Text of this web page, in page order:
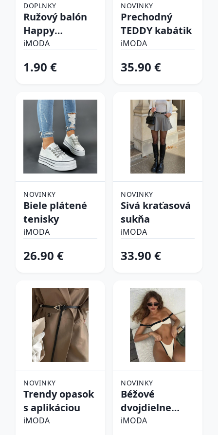
DOPLNKY
Ružový balón
Happy
birthday
iMODA
1.90 €
NOVINKY
Prechodný
TEDDY kabátik
iMODA
35.90 €
NOVINKY
Biele plátené
tenisky
iMODA
26.90 €
NOVINKY
Sivá kraťasová
sukňa
iMODA
33.90 €
NOVINKY
Trendy opasok
s aplikáciou
iMODA
NOVINKY
Béžové
dvojdielne
plavky
iMODA